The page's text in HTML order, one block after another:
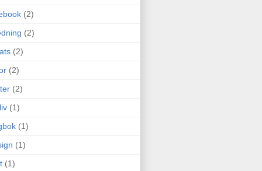
(2)
(2)
(2)
(2)
(2)
(1)
(1)
(1)
(1)